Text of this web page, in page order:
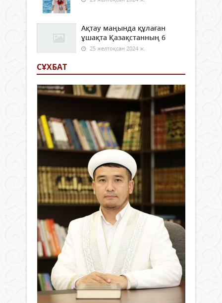
Ақтау маңында құлаған
ұшақта Қазақстанның 6
25 желтоқсан 2024 ж.
СҰХБАТ